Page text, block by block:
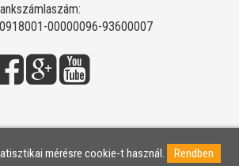
00000096-93600007
mérésre cookie-t használ. Rendben